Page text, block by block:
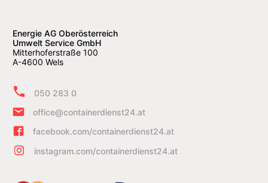
Energie AG Oberösterreich
Umwelt Service GmbH
Mitterhoferstraße 100
A-4600 Wels
050 283 0
office@containerdienst24.at
facebook.com/containerdienst24.at
instagram.com/containerdienst24.at